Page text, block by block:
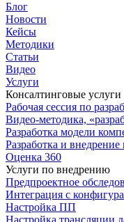
Блог
Новости
Кейсы
Методики
Статьи
Видео
Услуги
Консалтинговые услуги
Рабочая сессия по
Видео-методика,
Разработка модели
Разработка и внедрение
Оценка 360
Услуги по внедрению
Предпроектное
Интеграция с
Настройка ПП
Настройка трансляции